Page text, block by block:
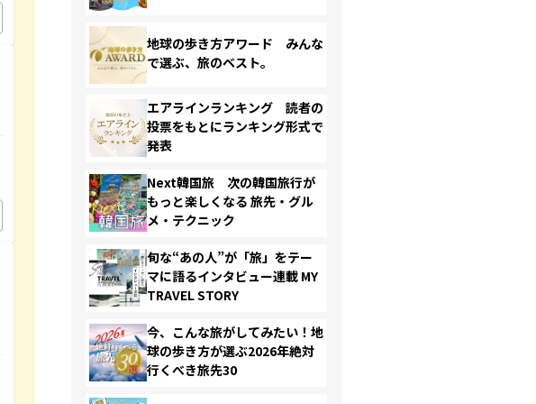
地球の歩き方アワード みんな
で選ぶ、旅のベスト。
エアラインランキング 読者の
投票をもとにランキング形式で
発表
Next韓国旅 次の韓国旅行が
もっと楽しくなる 旅先・グル
メ・テクニック
旬な“あの人”が「旅」をテー
マに語るインタビュー連載 MY
TRAVEL STORY
今、こんな旅がしてみたい！地
球の歩き方が選ぶ2026年絶対
行くべき旅先30